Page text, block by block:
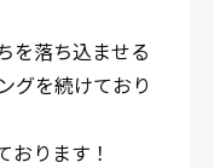
を落ち込ませる
グを続けており
おります！